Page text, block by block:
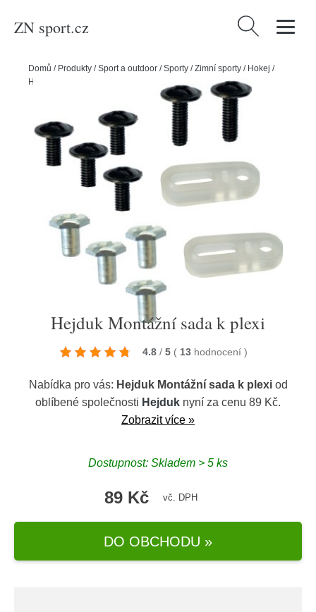
ZN sport.cz Vyhledávání
Domů / Produkty /Sport a outdoor /Sporty /Zimní sporty / Hokej /
Hejduk Montážní sada k plexi
Hejduk Montážní sada k plexi
4.8 / 5 ( 13 hodnocení )
Nabídka pro vás: Hejduk Montážní sada k plexiod
oblíbené společnosti Hejduk nyní za cenu 89 Kč.
Zobrazit více »
Dostupnost: Skladem > 5 ks
89 Kč vč. DPH
DO OBCHODU »